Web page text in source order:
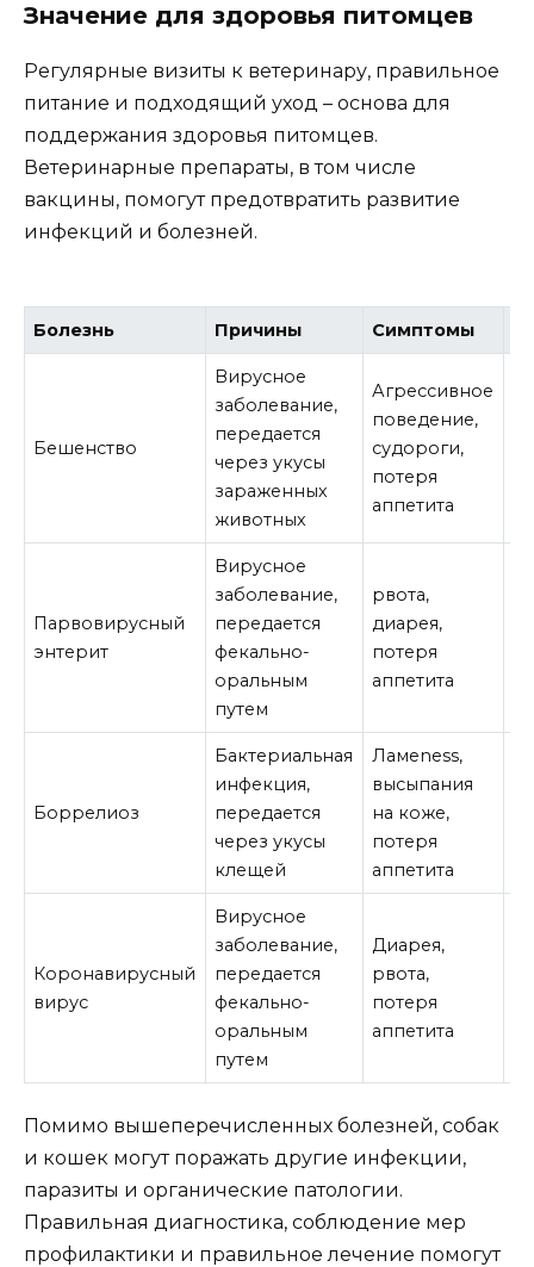
Значение для здоровья питомцев
Регулярные визиты к ветеринару, правильное
питание и подходящий уход – основа для
поддержания здоровья питомцев.
Ветеринарные препараты, в том числе
вакцины, помогут предотвратить развитие
инфекций и болезней.
Болезнь Причины Симптомы
Бешенство
Вирусное
заболевание,
передается
через укусы
зараженных
животных
Агрессивное
поведение,
судороги,
потеря
аппетита
Парвовирусный
энтерит
Вирусное
заболевание,
передается
фекально-
оральным
путем
рвота,
диарея,
потеря
аппетита
Боррелиоз
Бактериальная
инфекция,
передается
через укусы
клещей
Ламeness,
высыпания
на коже,
потеря
аппетита
Коронавирусный
вирус
Вирусное
заболевание,
передается
фекально-
оральным
путем
Диарея,
рвота,
потеря
аппетита
Помимо вышеперечисленных болезней, собак
и кошек могут поражать другие инфекции,
паразиты и органические патологии.
Правильная диагностика, соблюдение мер
профилактики и правильное лечение помогут